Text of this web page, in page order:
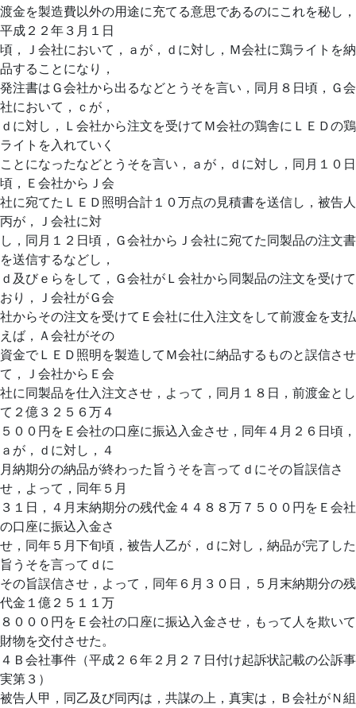
渡金を製造費以外の用途に充てる意思であるのにこれを秘し，
平成２２年３月１日
頃，Ｊ会社において，ａが，ｄに対し，Ｍ会社に鶏ライトを納
品することになり，
発注書はＧ会社から出るなどとうそを言い，同月８日頃，Ｇ会
社において，ｃが，
ｄに対し，Ｌ会社から注文を受けてＭ会社の鶏舎にＬＥＤの鶏
ライトを入れていく
ことになったなどとうそを言い，ａが，ｄに対し，同月１０日
頃，Ｅ会社からＪ会
社に宛てたＬＥＤ照明合計１０万点の見積書を送信し，被告人
丙が，Ｊ会社に対
し，同月１２日頃，Ｇ会社からＪ会社に宛てた同製品の注文書
を送信するなどし，
ｄ及びｅらをして，Ｇ会社がＬ会社から同製品の注文を受けて
おり，Ｊ会社がＧ会
社からその注文を受けてＥ会社に仕入注文をして前渡金を支払
えば，Ａ会社がその
資金でＬＥＤ照明を製造してＭ会社に納品するものと誤信させ
て，Ｊ会社からＥ会
社に同製品を仕入注文させ，よって，同月１８日，前渡金とし
て２億３２５６万４
５００円をＥ会社の口座に振込入金させ，同年４月２６日頃，
ａが，ｄに対し，４
月納期分の納品が終わった旨うそを言ってｄにその旨誤信さ
せ，よって，同年５月
３１日，４月末納期分の残代金４４８８万７５００円をＥ会社
の口座に振込入金さ
せ，同年５月下旬頃，被告人乙が，ｄに対し，納品が完了した
旨うそを言ってｄに
その旨誤信させ，よって，同年６月３０日，５月末納期分の残
代金１億２５１１万
８０００円をＥ会社の口座に振込入金させ，もって人を欺いて
財物を交付させた。
４Ｂ会社事件（平成２６年２月２７日付け起訴状記載の公訴事
実第３）
被告人甲，同乙及び同丙は，共謀の上，真実は，Ｂ会社がＮ組